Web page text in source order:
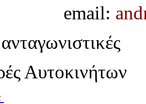
email:
Αυτοκινήτων